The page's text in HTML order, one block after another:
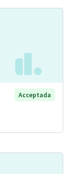
Acceptada